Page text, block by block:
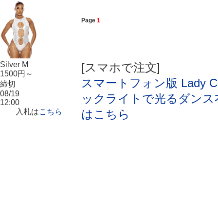
Silver M
1500円～
締切
08/19
12:00
入札はこちら
Page 1
[スマホで注文]
スマートフォン版 Lady
ックライトで光るダン
はこちら